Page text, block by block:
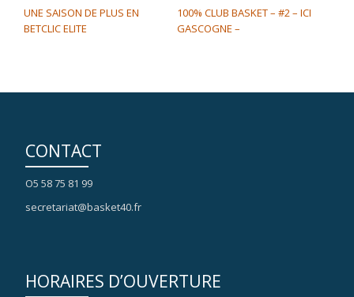
UNE SAISON DE PLUS EN
BETCLIC ELITE
100% CLUB BASKET – #2 – ICI
GASCOGNE –
CONTACT
O5 58 75 81 99
secretariat@basket40.fr
HORAIRES D’OUVERTURE